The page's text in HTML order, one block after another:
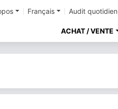
Français Audit quotidien
ACHAT / VENTE